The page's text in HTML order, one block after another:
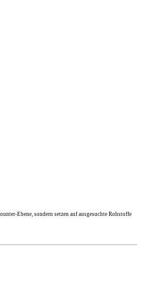
Ebene, sondern setzen auf ausgesuchte Rohstoffe